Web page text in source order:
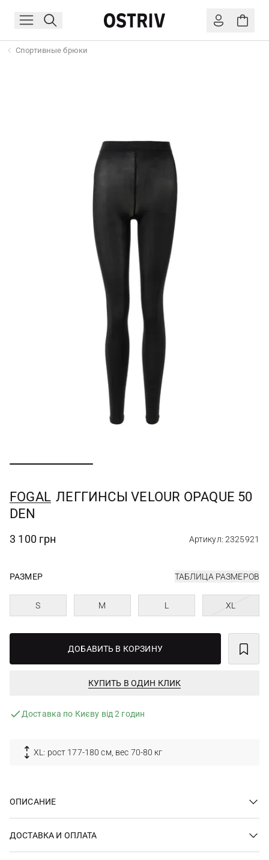
Спортивные брюки
FOGAL ЛЕГГИНСЫ VELOUR OPAQUE 50
DEN
3 100 грн Артикул: 2325921
РАЗМЕР ТАБЛИЦА РАЗМЕРОВ
S M L XL
ДОБАВИТЬ В КОРЗИНУ
КУПИТЬ В ОДИН КЛИК
Доставка по Києву від 2 годин
XL: рост 177-180 см, вес 70-80 кг
ОПИСАНИЕ
ДОСТАВКА И ОПЛАТА